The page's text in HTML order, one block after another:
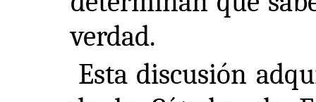
verdad.
Esta discusión